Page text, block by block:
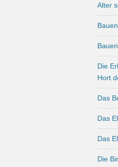
Alter
Die
Hort
Das
Das
Das
Die